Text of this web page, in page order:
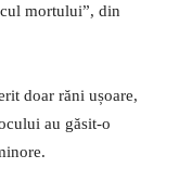
mortului”, din
doar răni ușoare,
au găsit-o